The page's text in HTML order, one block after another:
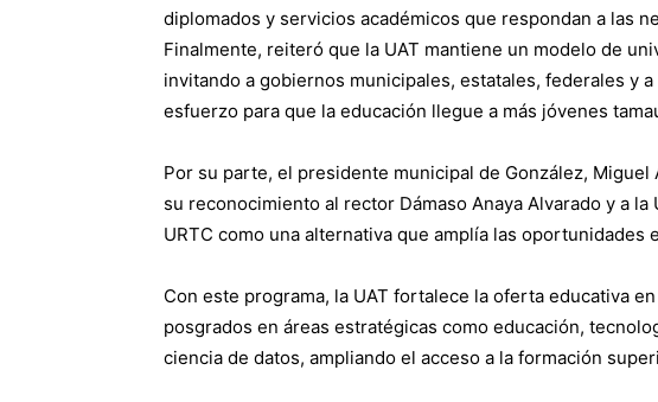
diplomados y servicios académicos que respondan a las
Finalmente, reiteró que la UAT mantiene un modelo de
invitando a gobiernos municipales, estatales, federales y
esfuerzo para que la educación llegue a más jóvenes
Por su parte, el presidente municipal de González,
su reconocimiento al rector Dámaso Anaya Alvarado y a
URTC como una alternativa que amplía las oportunidades
Con este programa, la UAT fortalece la oferta educativa
posgrados en áreas estratégicas como educación,
ciencia de datos, ampliando el acceso a la formación